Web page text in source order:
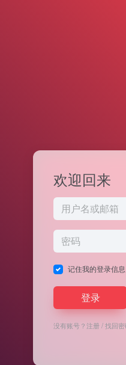
欢迎回来
记住我的登录信息
登录
没有账号？注册/找回